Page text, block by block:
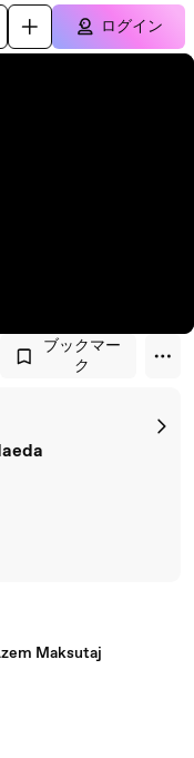
ログイン
ブックマー
ク
Maksutaj